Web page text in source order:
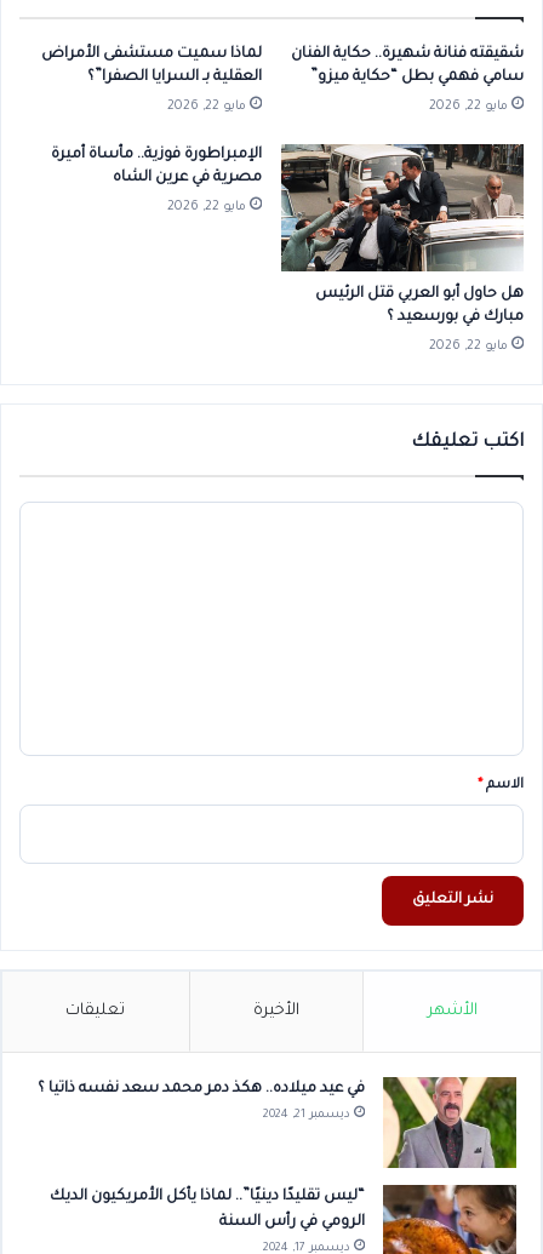
شقيقته فنانة شهيرة.. حكاية الفنان
سامي فهمي بطل “حكاية ميزو”
مايو 22, 2026
لماذا سميت مستشفى الأمراض
العقلية بـ السرايا الصفرا”؟
مايو 22, 2026
هل حاول أبو العربي قتل الرئيس
مبارك في بورسعيد ؟
مايو 22, 2026
الإمبراطورة فوزية.. مأساة أميرة
مصرية في عرين الشاه
مايو 22, 2026
اكتب تعليقك
*
الاسم*
الأشهر الأخيرة تعليقات
في عيد ميلاده.. هكذ دمر محمد سعد نفسه ذاتيا ؟
ديسمبر 21, 2024
“ليس تقليدًا دينيًا”.. لماذا يأكل الأمريكيون الديك
الرومي في رأس السنة
ديسمبر 17, 2024